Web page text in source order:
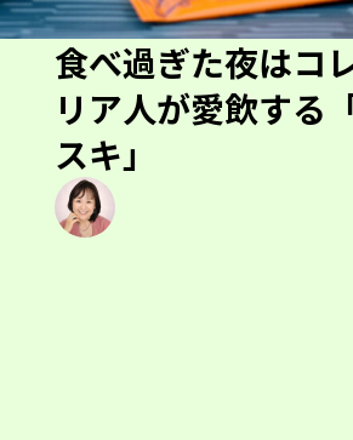
食べ過ぎた夜はコ
リア人が愛飲する
スキ」